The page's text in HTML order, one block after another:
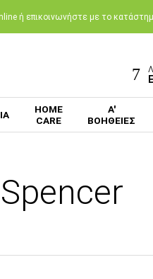
ή επικοινωνήστε με το
HOME
CARE
Α'
ΒΟΗΘΕΙΕΣ